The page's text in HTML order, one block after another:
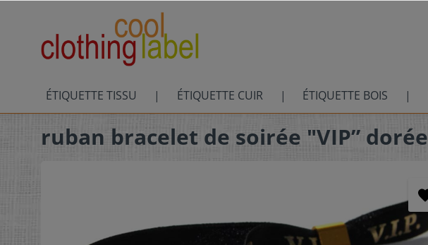
ÉTIQUETTE TISSU ÉTIQUETTE CUIR ÉTIQUETTE BOIS
ruban bracelet de soirée "VIP” dorée